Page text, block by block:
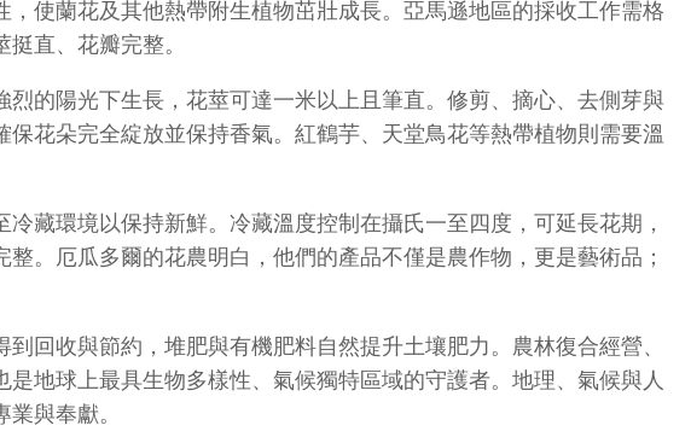
使蘭花及其他熱帶附生植物茁壯成長。亞馬遜地區的採收工作需格
直、花瓣完整。
的陽光下生長，花莖可達一米以上且筆直。修剪、摘心、去側芽與
花朵完全綻放並保持香氣。紅鶴芋、天堂鳥花等熱帶植物則需要溫
藏環境以保持新鮮。冷藏溫度控制在攝氏一至四度，可延長花期，
。厄瓜多爾的花農明白，他們的產品不僅是農作物，更是藝術品；
回收與節約，堆肥與有機肥料自然提升土壤肥力。農林復合經營、
地球上最具生物多樣性、氣候獨特區域的守護者。地理、氣候與人
與奉獻。